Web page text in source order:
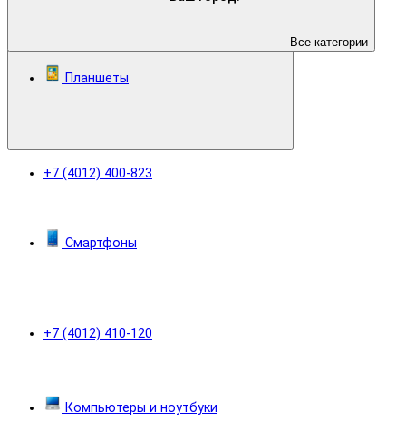
+7 (4012) 400-823
+7 (4012) 410-120
Все категории
Планшеты
Смартфоны
Компьютеры и ноутбуки